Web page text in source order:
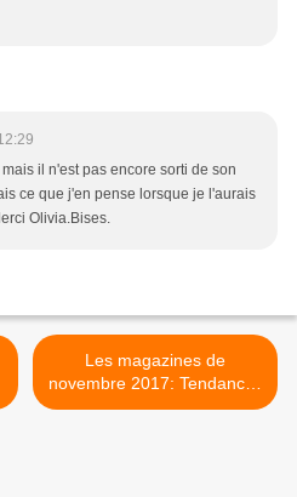
il n'est pas encore sorti de son
ce que j'en pense lorsque je l'aurais
Olivia.Bises.
Les magazines de
novembre 2017: Tendances
Couture 27 (mise à jour) >